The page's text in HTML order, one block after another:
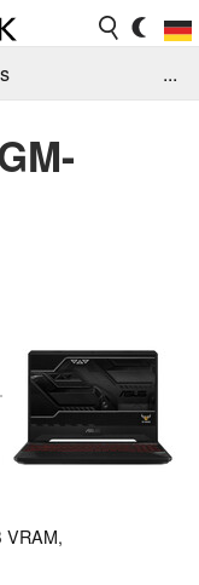
Jobs
...
VRAM,